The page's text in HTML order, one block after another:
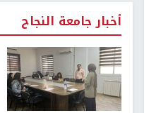
أخبار جامعة النجاح